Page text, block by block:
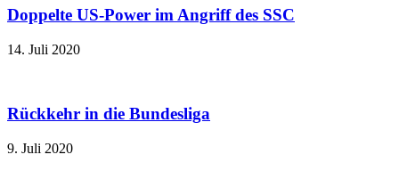
Doppelte US-Power im Angriff des SSC
14. Juli 2020
Rückkehr in die Bundesliga
9. Juli 2020